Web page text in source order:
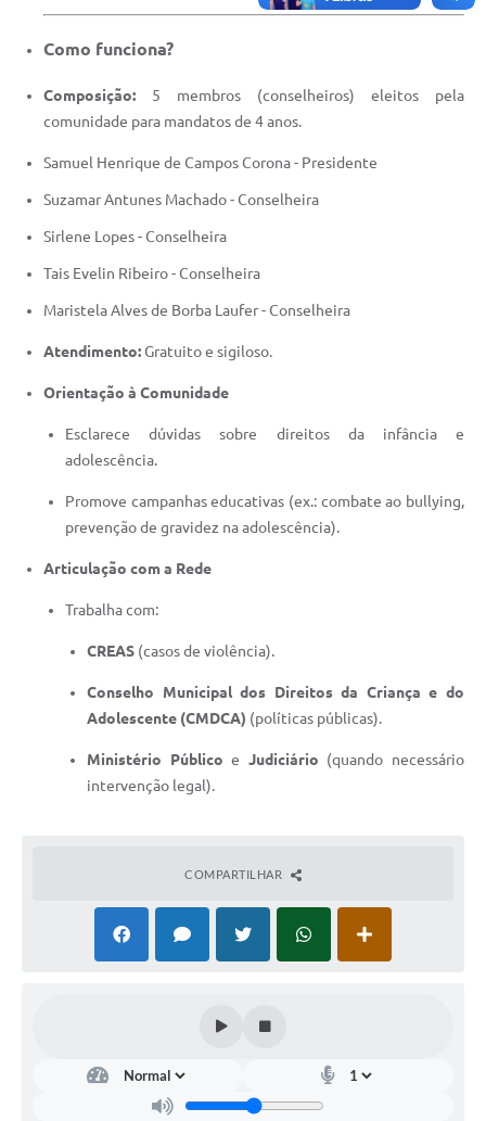
Como funciona?
Composição: 5 membros (conselheiros) eleitos pela
comunidade para mandatos de 4 anos.
Samuel Henrique de Campos Corona - Presidente
Suzamar Antunes Machado - Conselheira
Sirlene Lopes - Conselheira
Tais Evelin Ribeiro - Conselheira
Maristela Alves de Borba Laufer - Conselheira
Atendimento:Gratuito e sigiloso.
Orientação à Comunidade
Esclarece dúvidas sobre direitos da infância e
adolescência.
Promove campanhas educativas (ex.: combate ao bullying,
prevenção de gravidez na adolescência).
Articulação com a Rede
Trabalha com:
CREAS (casos de violência).
Conselho Municipal dos Direitos da Criança e do
Adolescente (CMDCA) (políticas públicas).
Ministério Público e Judiciário (quando necessário
intervenção legal).
COMPARTILHAR